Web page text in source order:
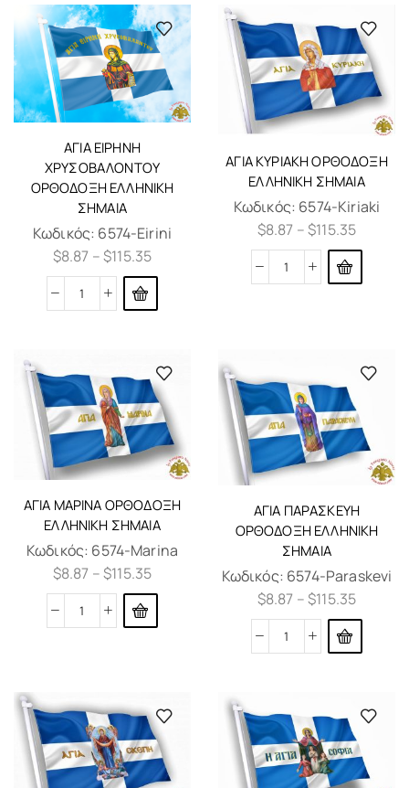
ΑΓΙΑ ΕΙΡΗΝΗ
ΧΡΥΣΟΒΑΛΟΝΤΟΥ
ΟΡΘΟΔΟΞΗ ΕΛΛΗΝΙΚΗ
ΣΗΜΑΙΑ
Κωδικός: 6574-Eirini
$8.87 –$115.35
ΑΓΊΑ ΚΥΡΙΑΚΉ ΟΡΘΌΔΟΞΗ
ΕΛΛΗΝΙΚΗ ΣΗΜΑΊΑ
Κωδικός: 6574-Kiriaki
$8.87 –$115.35
ΑΓΊΑ ΜΑΡΊΝΑ ΟΡΘΌΔΟΞΗ
ΕΛΛΗΝΙΚΗ ΣΗΜΑΊΑ
Κωδικός: 6574-Marina
$8.87 –$115.35
ΑΓΊΑ ΠΑΡΑΣΚΕΥΉ
ΟΡΘΌΔΟΞΗ ΕΛΛΗΝΙΚΗ
ΣΗΜΑΊΑ
Κωδικός: 6574-Paraskevi
$8.87 –$115.35